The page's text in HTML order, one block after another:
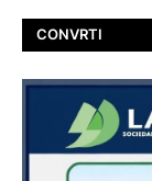
CONVRTI